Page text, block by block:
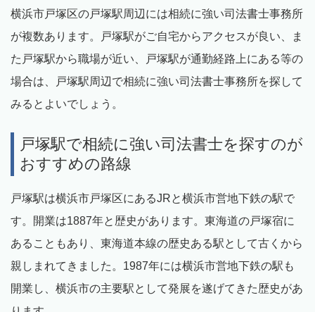
横浜市戸塚区の戸塚駅周辺には相続に強い司法書士事務所
が複数あります。戸塚駅がご自宅からアクセスが良い、ま
た戸塚駅から職場が近い、戸塚駅が通勤経路上にある等の
場合は、戸塚駅周辺で相続に強い司法書士事務所を探して
みるとよいでしょう。
戸塚駅で相続に強い司法書士を探すのが
おすすめの路線
戸塚駅は横浜市戸塚区にあるJRと横浜市営地下鉄の駅で
す。開業は1887年と歴史があります。東海道の戸塚宿に
あることもあり、東海道本線の歴史ある駅として古くから
親しまれてきました。1987年には横浜市営地下鉄の駅も
開業し、横浜市の主要駅として発展を遂げてきた歴史があ